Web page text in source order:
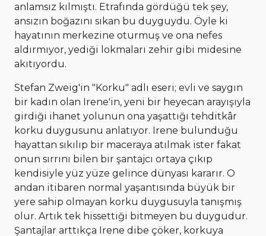
anlamsız kılmıştı. Etrafında gördüğü tek şey,
ansızın boğazını sıkan bu duyguydu. Öyle ki
hayatının merkezine oturmuş ve ona nefes
aldırmıyor, yediği lokmaları zehir gibi midesine
akıtıyordu.
Stefan Zweig'in "Korku" adlı eseri; evli ve saygın
bir kadın olan Irene'in, yeni bir heyecan arayışıyla
girdiği ihanet yolunun ona yaşattığı tehditkâr
korku duygusunu anlatıyor. Irene bulunduğu
hayattan sıkılıp bir maceraya atılmak ister fakat
onun sırrını bilen bir şantajcı ortaya çıkıp
kendisiyle yüz yüze gelince dünyası kararır. O
andan itibaren normal yaşantısında büyük bir
yere sahip olmayan korku duygusuyla tanışmış
olur. Artık tek hissettiği bitmeyen bu duygudur.
Şantajlar arttıkça Irene dibe çöker, korkuya